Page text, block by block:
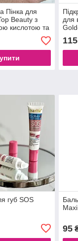
Пінка для
Beauty з
кислотою та
для
115
губ SOS
95